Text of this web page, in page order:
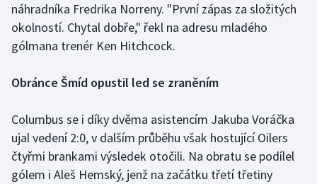
Plavání
Ragby
Rychlobruslení
Rychlostní kanoistika
náhradníka Fredrika Norreny. "První zápas za složitých
okolností. Chytal dobře," řekl na adresu mladého
gólmana trenér Ken Hitchcock.
Obránce Šmíd opustil led se zraněním
Columbus se i díky dvěma asistencím Jakuba Voráčka
ujal vedení 2:0, v dalším průběhu však hostující Oilers
čtyřmi brankami výsledek otočili. Na obratu se podílel
gólem i Aleš Hemský, jenž na začátku třetí třetiny